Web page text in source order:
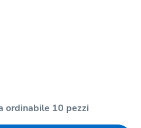
ordinabile 10 pezzi